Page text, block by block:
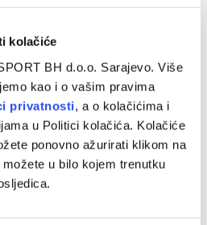
kolačiće
BH d.o.o. Sarajevo. Više
kao i o vašim pravima
privatnosti, a o kolačićima i
u Politici kolačića. Kolačiće
ponovno ažurirati klikom na
možete u bilo kojem trenutku
mene, nakon skoro deset